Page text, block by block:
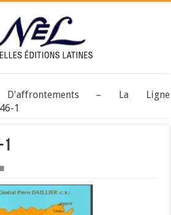
D'affrontements – La Ligne
1
1